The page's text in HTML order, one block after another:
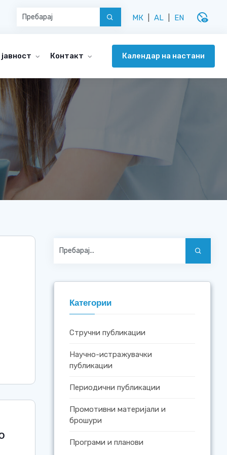
МК AL EN disabled_visible
Контакт Календар на настани
Категории
Стручни публикации
Научно-истражувачки
публикации
Периодични публикации
Промотивни материјали и
брошури
Програми и планови